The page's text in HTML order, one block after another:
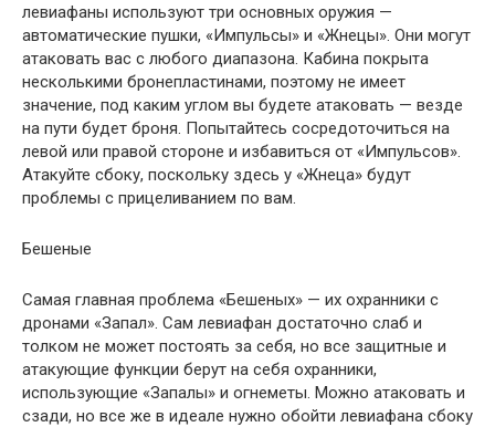
левиафаны используют три основных оружия —
автоматические пушки, «Импульсы» и «Жнецы». Они могут
атаковать вас с любого диапазона. Кабина покрыта
несколькими бронепластинами, поэтому не имеет
значение, под каким углом вы будете атаковать — везде
на пути будет броня. Попытайтесь сосредоточиться на
левой или правой стороне и избавиться от «Импульсов».
Атакуйте сбоку, поскольку здесь у «Жнеца» будут
проблемы с прицеливанием по вам.
Бешеные
Самая главная проблема «Бешеных» — их охранники с
дронами «Запал». Сам левиафан достаточно слаб и
толком не может постоять за себя, но все защитные и
атакующие функции берут на себя охранники,
использующие «Запалы» и огнеметы. Можно атаковать и
сзади, но все же в идеале нужно обойти левиафана сбоку